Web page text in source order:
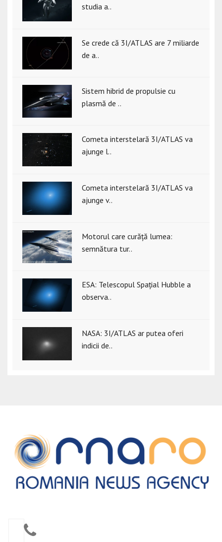
studia a..
Se crede că 3I/ATLAS are 7 miliarde
de a..
Sistem hibrid de propulsie cu
plasmă de ..
Cometa interstelară 3I/ATLAS va
ajunge l..
Cometa interstelară 3I/ATLAS va
ajunge v..
Motorul care curăță lumea:
semnătura tur..
ESA: Telescopul Spațial Hubble a
observa..
NASA: 3I/ATLAS ar putea oferi
indicii de..